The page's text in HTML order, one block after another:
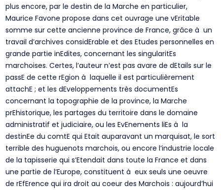
plus encore, par le destin de la Marche en particulier,
Maurice Favone propose dans cet ouvrage une vEritable
somme sur cette ancienne province de France, grâce à un
travail d’archives considErable et des Etudes personnelles en
grande partie inEdites, concernant les singularitEs
marchoises. Certes, l’auteur n’est pas avare de dEtails sur le
passE de cette rEgion à laquelle il est particulièrement
attachE ; et les dEveloppements très documentEs
concernant la topographie de la province, la Marche
prEhistorique, les partages du territoire dans le domaine
administratif et judiciaire, ou les EvEnements liEs à la
destinEe du comtE qui Etait auparavant un marquisat, le sort
terrible des huguenots marchois, ou encore l’industrie locale
de la tapisserie qui s’Etendait dans toute la France et dans
une partie de l’Europe, constituent à eux seuls une oeuvre
de rEfErence qui ira droit au coeur des Marchois : aujourd’hui